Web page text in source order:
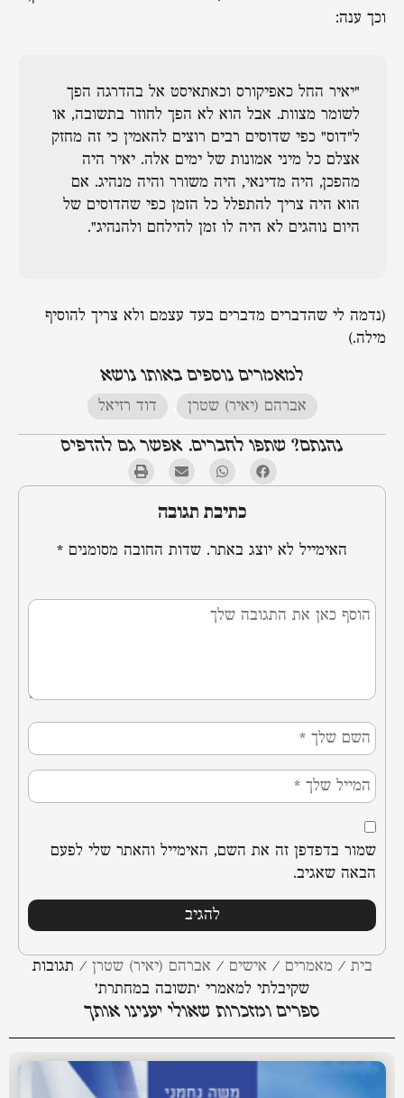
וכך ענה:
"יאיר החל כאפיקורס וכאתאיסט אל בהדרגה הפך
לשומר מצוות. אבל הוא לא הפך לחוזר בתשובה, או
ל״דוס״ כפי שדוסים רבים רוצים להאמין כי זה מחזק
אצלם כל מיני אמונות של ימים אלה. יאיר היה
מהפכן, היה מדינאי, היה משורר והיה מנהיג. אם
הוא היה צריך להתפלל כל הזמן כפי שהדוסים של
היום נוהגים לא היה לו זמן להילחם ולהנהיג".
(נדמה לי שהדברים מדברים בעד עצמם ולא צריך להוסיף
מילה.)
למאמרים נוספים באותו נושא
אברהם (יאיר) שטרן דוד רזיאל
נהנתם? שתפו לחברים. אפשר גם להדפיס
כתיבת תגובה
האימייל לא יוצג באתר. שדות החובה מסומנים *
שמור בדפדפן זה את השם, האימייל והאתר שלי לפעם
הבאה שאגיב.
בית / מאמרים / אישים / אברהם (יאיר) שטרן / תגובות
שקיבלתי למאמרי ‘תשובה במחתרת’
ספרים ומזכרות שאולי יענינו אותך